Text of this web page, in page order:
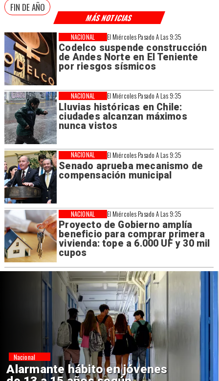
MÁS NOTICIAS
El Miércoles Pasado A Las 9:35
Codelco suspende construcción
de Andes Norte en El Teniente
por riesgos sísmicos
NACIONAL
El Miércoles Pasado A Las 9:35
Lluvias históricas en Chile:
ciudades alcanzan máximos
nunca vistos
NACIONAL
El Miércoles Pasado A Las 9:35
Senado aprueba mecanismo de
compensación municipal
NACIONAL
El Miércoles Pasado A Las 9:35
Proyecto de Gobierno amplía
beneficio para comprar primera
vivienda: tope a 6.000 UF y 30 mil
cupos
NACIONAL
FIN DE AÑO
Aprueban creación del Parque
Regiones